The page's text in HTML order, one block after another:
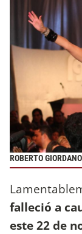
ROBERTO GIORDANO
falleció a
este 22 de